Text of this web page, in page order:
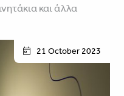
και άλλα
21 October 2023